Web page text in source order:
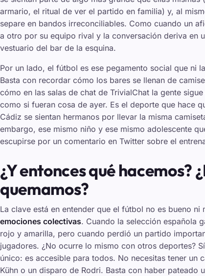
armario, el ritual de ver el partido en familia) y, al
separe en bandos irreconciliables. Como cuando un
a otro por su equipo rival y la conversación deriva en
vestuario del bar de la esquina.
Por un lado, el fútbol es ese pegamento social que ni
Basta con recordar cómo los bares se llenan de
cómo en las salas de chat de TrivialChat la gente
como si fueran cosa de ayer. Es el deporte que hace
Cádiz se sientan hermanos por llevar la misma
embargo, ese mismo niño y ese mismo adolescente
escupirse por un comentario en Twitter sobre el
¿Y entonces qué hacemos?
quemamos?
La clave está en entender que el fútbol no es bueno ni
emociones colectivas. Cuando la selección española
rojo y amarilla, pero cuando perdió un partido
jugadores. ¿No ocurre lo mismo con otros deportes?
único: es accesible para todos. No necesitas tener un
Kühn o un disparo de Rodri. Basta con haber pateado